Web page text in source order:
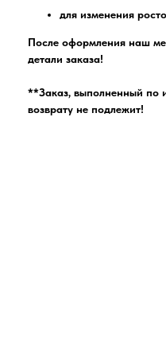
для изменения
После оформления наш
детали заказа!
**Заказ, выполненный по
возврату не подлежит!